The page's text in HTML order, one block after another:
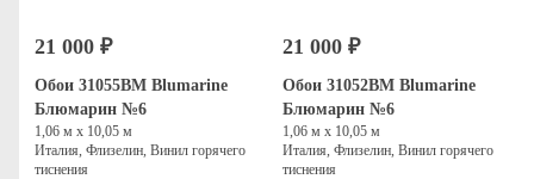
21 000 ₽
Обои 31055BM Blumarine
Блюмарин №6
1,06 м х 10,05 м
Италия, Флизелин, Винил горячего
тиснения
21 000 ₽
Обои 31052BM Blumarine
Блюмарин №6
1,06 м х 10,05 м
Италия, Флизелин, Винил горячего
тиснения